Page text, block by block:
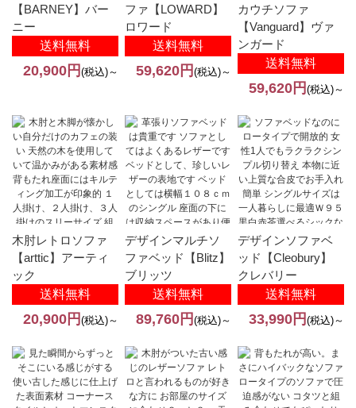
【BARNEY】バー
送料無料
20,900円 (税込)～
ファ【LOWARD】
送料無料
59,620円 (税込)～
カウチソファ
【Vanguard】ヴァ
送料無料
59,620円 (税込)～
木肘レトロソファ
【arttic】アーティ
送料無料
20,900円 (税込)～
デザインマルチソ
ファベッド【Blitz】
送料無料
89,760円 (税込)～
デザインソファベ
ッド【Cleobury】
送料無料
33,990円 (税込)～